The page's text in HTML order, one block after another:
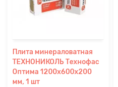
Плита минераловатная
ТЕХНОНИКОЛЬ Технофас
Оптима 1200х600х200
мм, 1 шт